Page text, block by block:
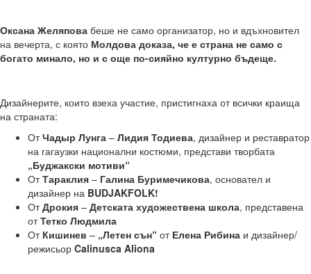
Оксана Желяпова беше не само организатор, но и вдъхновител
на вечерта, с която Молдова доказа, че е страна не само с
богато минало, но и с още по-сияйно културно бъдеще.
Дизайнерите, които взеха участие, пристигнаха от всички краища
на страната:
ОтЧадыр Лунга – Лидия Тодиева, дизайнер и реставратор
на гагаузки национални костюми, представи творбата
„Буджакски мотиви“
ОтТараклия – Галина Буримечикова, основател и
дизайнер на BUDJAKFOLK!
ОтДрокия – Детската художествена школа, представена
отТетко Людмила
От Кишинев – „Летен сън“ от Елена Рибина и дизайнер/
режисьор Calinusca Aliona